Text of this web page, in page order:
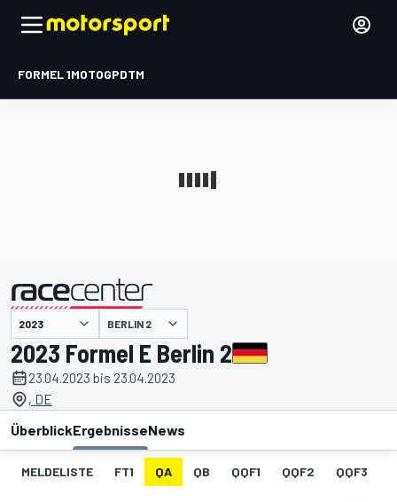
FORMEL 1MOTOGPDTM
BERLIN 2
2023 Formel E Berlin 2
23.04.2023 bis 23.04.2023
, DE
ÜberblickErgebnisseNews
MELDELISTE FT1 QA QB QQF1 QQF2 QQF3